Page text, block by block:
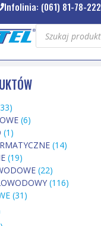
Infolinia: (061) 81-78-222
(6)
(1)
(14)
(19)
(22)
(116)
(31)